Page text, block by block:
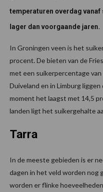
temperaturen overdag
lager dan voorgaande jaren.
In Groningen veen is het
procent. De bieten van de
met een suikerpercentage
Duiveland en in Limburg
moment het laagst met 14,5
landen ligt het suikergehalte
Tarra
In de meeste gebieden is er
dagen in het veld worden nog
worden er flinke